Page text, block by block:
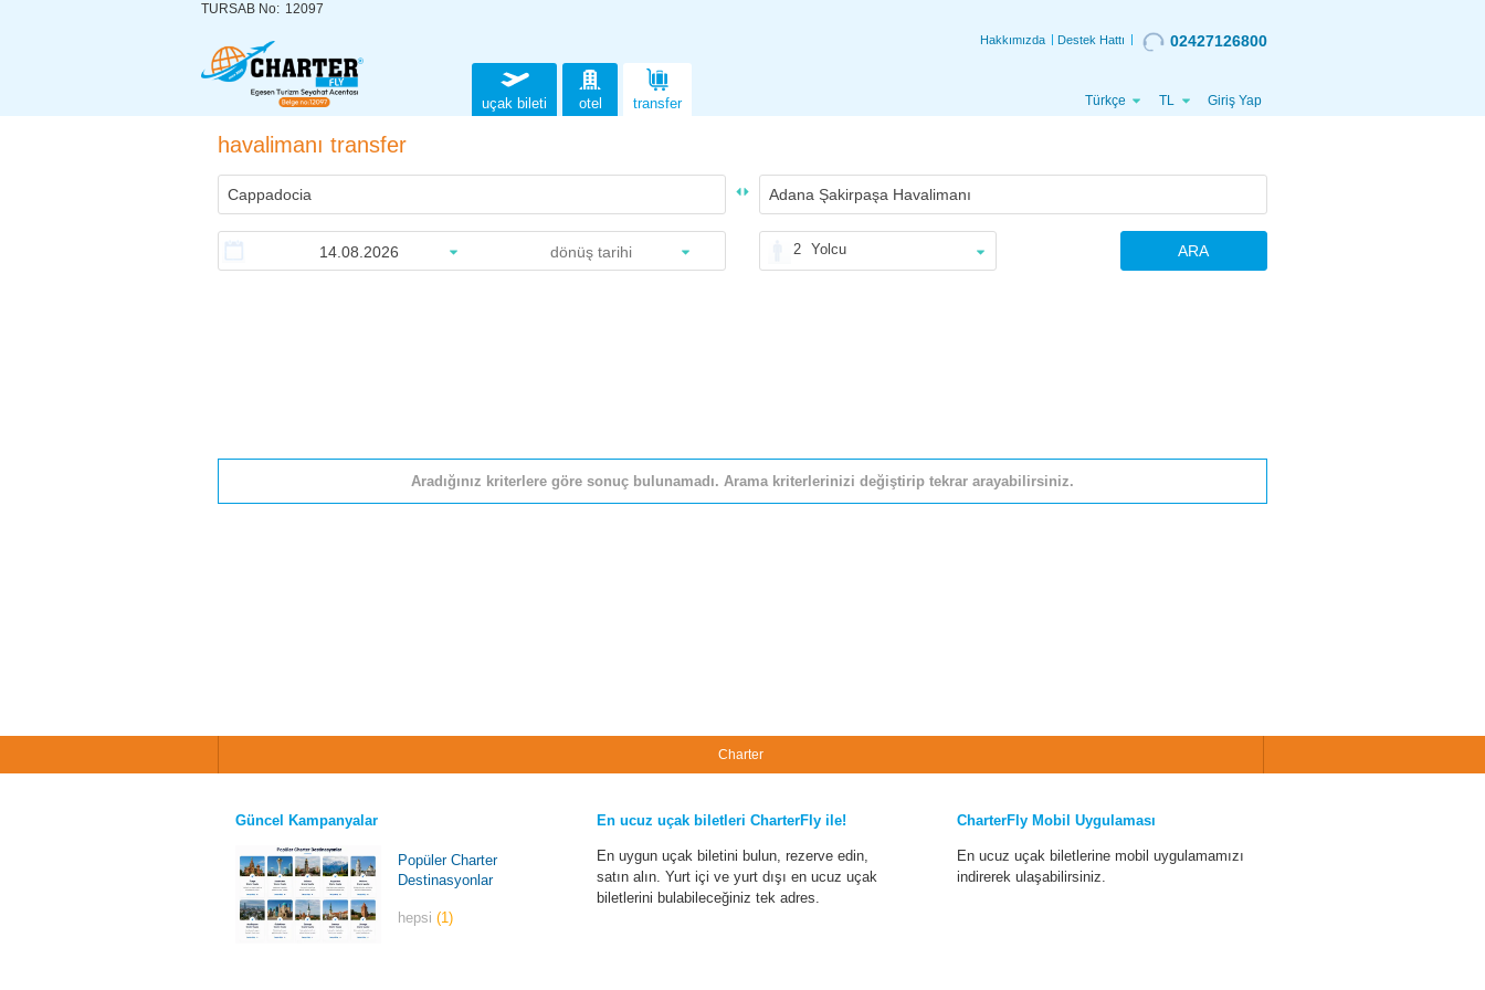
TURSAB No: 12097
Hakkımızda Destek Hattı 02427126800
uçak bileti otel transfer Türkçe TL Giriş Yap
havalimanı transfer
2 Yolcu ARA
Aradığınız kriterlere göre sonuç bulunamadı. Arama kriterlerinizi değiştirip tekrar arayabilirsiniz.
Charter
Güncel Kampanyalar
Popüler Charter
Destinasyonlar
hepsi(1)
En ucuz uçak biletleri CharterFly ile!
En uygun uçak biletini bulun, rezerve edin,
satın alın. Yurt içi ve yurt dışı en ucuz uçak
biletlerini bulabileceğiniz tek adres.
CharterFly Mobil Uygulaması
En ucuz uçak biletlerine mobil uygulamamızı
indirerek ulaşabilirsiniz.